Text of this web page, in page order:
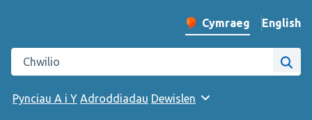
Newid iaith y wefan
Cymraeg English
–
Chwilio gwefan Iechyd Cyhoeddus Cymru
Pynciau A i Y Adroddiadau Dewislen